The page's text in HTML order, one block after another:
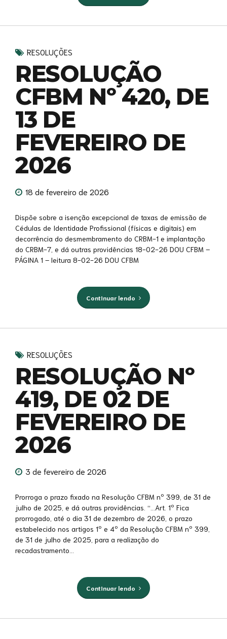
RESOLUÇÕES
RESOLUÇÃO
CFBM Nº 420, DE
13 DE
FEVEREIRO DE
2026
18 de fevereiro de 2026
Dispõe sobre a isenção excepcional de taxas de emissão de
Cédulas de Identidade Profissional (físicas e digitais) em
decorrência do desmembramento do CRBM-1 e implantação
do CRBM-7, e dá outras providências 18-02-26 DOU CFBM –
PÁGINA 1 – leitura 8-02-26 DOU CFBM
Continuar lendo
RESOLUÇÕES
RESOLUÇÃO Nº
419, DE 02 DE
FEVEREIRO DE
2026
3 de fevereiro de 2026
Prorroga o prazo fixado na Resolução CFBM nº 399, de 31 de
julho de 2025, e dá outras providências. “…Art. 1º Fica
prorrogado, até o dia 31 de dezembro de 2026, o prazo
estabelecido nos artigos 1º e 4º da Resolução CFBM nº 399,
de 31 de julho de 2025, para a realização do
recadastramento...
Continuar lendo